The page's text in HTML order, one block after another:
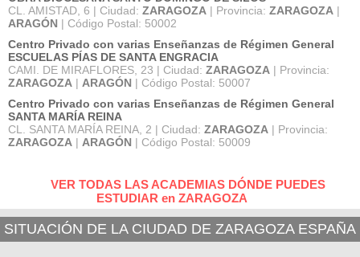
CL. AMISTAD, 6 | Ciudad: ZARAGOZA | Provincia: ZARAGOZA |
ARAGÓN | Código Postal: 50002
Centro Privado con varias Enseñanzas de Régimen General
ESCUELAS PÍAS DE SANTA ENGRACIA
CAMI. DE MIRAFLORES, 23 | Ciudad: ZARAGOZA | Provincia:
ZARAGOZA | ARAGÓN | Código Postal: 50007
Centro Privado con varias Enseñanzas de Régimen General
SANTA MARÍA REINA
CL. SANTA MARÍA REINA, 2 | Ciudad: ZARAGOZA | Provincia:
ZARAGOZA | ARAGÓN | Código Postal: 50009
VER TODAS LAS ACADEMIAS DÓNDE PUEDES
ESTUDIAR en ZARAGOZA
SITUACIÓN DE LA CIUDAD DE ZARAGOZA ESPAÑA